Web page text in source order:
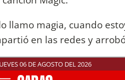
llamo magia, cuando
en las redes y